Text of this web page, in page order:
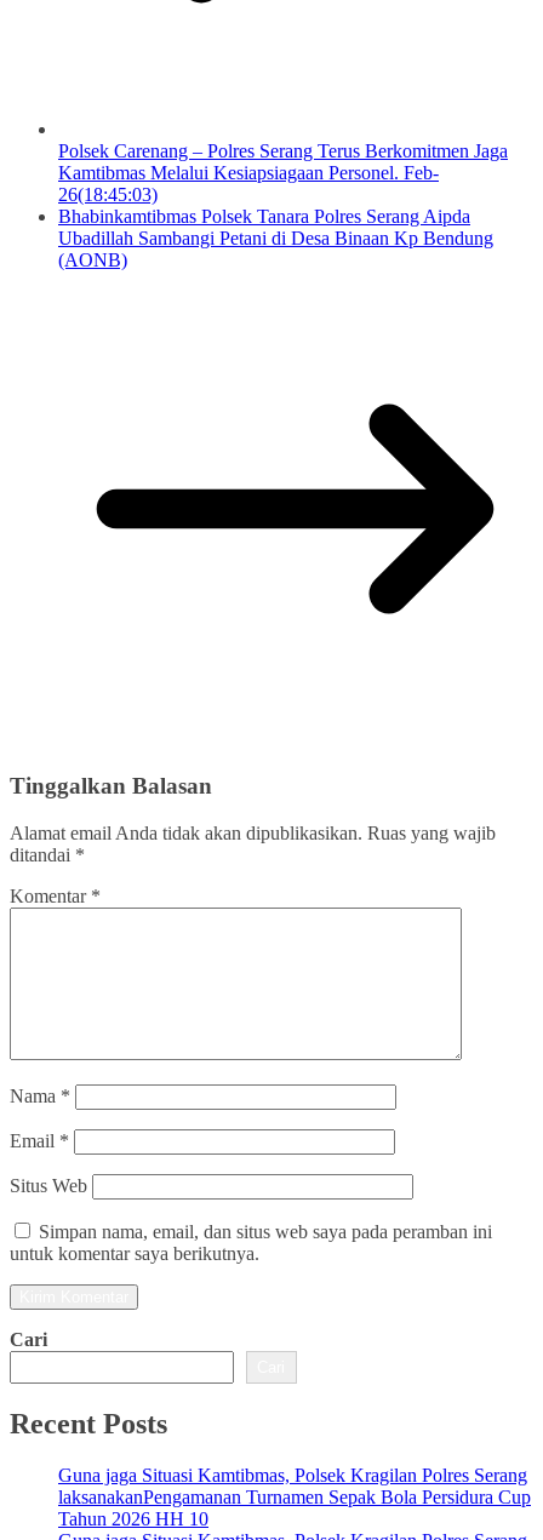
Polsek Carenang – Polres Serang Terus Berkomitmen Jaga
Kamtibmas Melalui Kesiapsiagaan Personel. Feb-
26(18:45:03)
Bhabinkamtibmas Polsek Tanara Polres Serang Aipda
Ubadillah Sambangi Petani di Desa Binaan Kp Bendung
(AONB)
Tinggalkan Balasan
Alamat email Anda tidak akan dipublikasikan. Ruas yang wajib
ditandai *
Komentar *
Nama *
Email *
Situs Web
Simpan nama, email, dan situs web saya pada peramban ini
untuk komentar saya berikutnya.
Cari
Recent Posts
Guna jaga Situasi Kamtibmas, Polsek Kragilan Polres Serang
laksanakanPengamanan Turnamen Sepak Bola Persidura Cup
Tahun 2026 HH 10